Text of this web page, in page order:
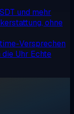
und mehr
ohne
Versprechen
Uhr Echte